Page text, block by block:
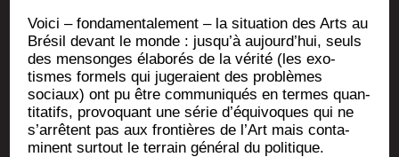
Voi­ci – fon­da­men­ta­le­ment – la situa­tion des Arts au
Bré­sil devant le monde : jusqu’à aujourd’hui, seuls
des men­songes éla­bo­rés de la véri­té (les exo­
tismes for­mels qui juge­raient des pro­blèmes
sociaux) ont pu être com­mu­ni­qués en termes quan­
ti­ta­tifs, pro­vo­quant une série d’équivoques qui ne
s’arrêtent pas aux fron­tières de l’Art mais conta­
minent sur­tout le ter­rain géné­ral du politique.